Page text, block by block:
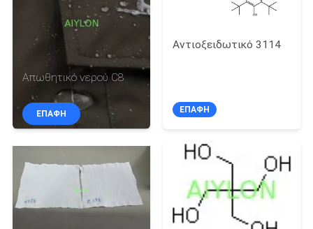
ΕΡΓΟΣΤΑΣΊΟΥ
ΈΛΕΓΧΟΣ
ΠΟΙΌΤΗΤΑΣ
ΖΗΤΉΣΤΕ
ΜΙΑ
ΠΡΟΣΦΟΡΆ
SITEMAP
Απωθητικό νερού C8
ΕΠΑΦΉ
Αντιοξειδωτικό 3114
ΕΠΑΦΉ